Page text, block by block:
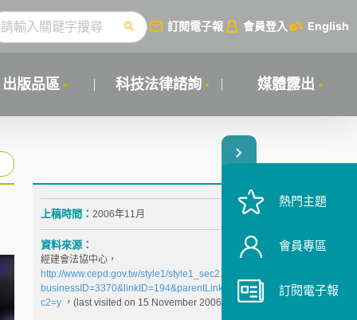
訂閱電子報 會員登入 English
出版品區 科技法律諮詢 媒體露出
上稿時間： 2006年11月
資料來源：
經建會法協中心，
http://www.cepd.gov.tw/style1/style1_sec2.jsp?
businessID=3370&linkID=194&parentLinkID=0&gose
c2=y ，(last visited on 15 November 2006)
熱門主題
會員專區
訂閱電子報